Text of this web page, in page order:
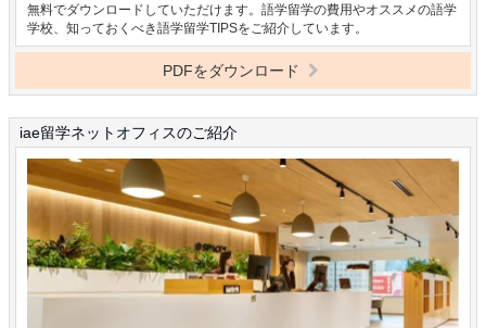
無料でダウンロードしていただけます。語学留学の費用やオススメの語学
学校、知っておくべき語学留学TIPSをご紹介しています。
PDFをダウンロード
iae留学ネットオフィスのご紹介